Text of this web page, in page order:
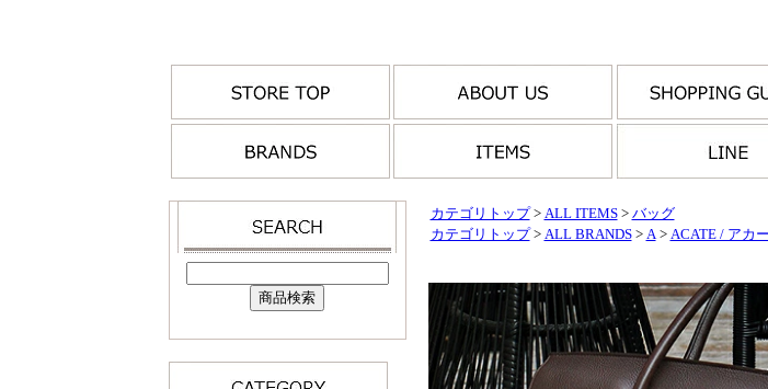
カテゴリトップ> ALL ITEMS> バッグ
カテゴリトップ> ALL BRANDS> A> ACATE / アカ